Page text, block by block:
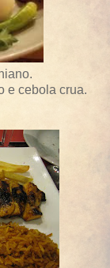
e cebola crua.